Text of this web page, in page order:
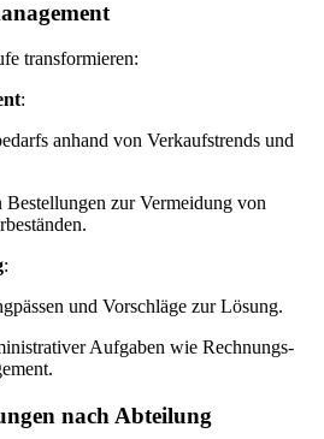
transformieren:
:
anhand von Verkaufstrends und
zur Vermeidung von
:
und Vorschläge zur Lösung.
Aufgaben wie Rechnungs-
nach Abteilung